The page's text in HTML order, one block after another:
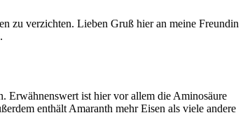
zu verzichten. Lieben Gruß hier an meine Freundin
Erwähnenswert ist hier vor allem die Aminosäure
enthält Amaranth mehr Eisen als viele andere